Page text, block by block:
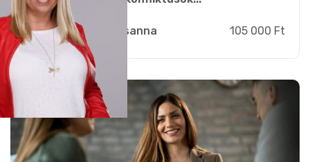
Zsebi Zsuzsanna 105 000 Ft